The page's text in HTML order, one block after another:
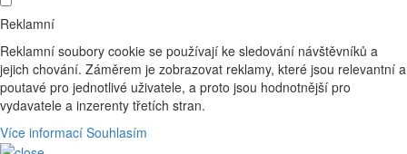
Reklamní
Reklamní soubory cookie se používají ke sledování návštěvníků a
jejich chování. Záměrem je zobrazovat reklamy, které jsou relevantní a
poutavé pro jednotlivé uživatele, a proto jsou hodnotnější pro
vydavatele a inzerenty třetích stran.
Více informací Souhlasím